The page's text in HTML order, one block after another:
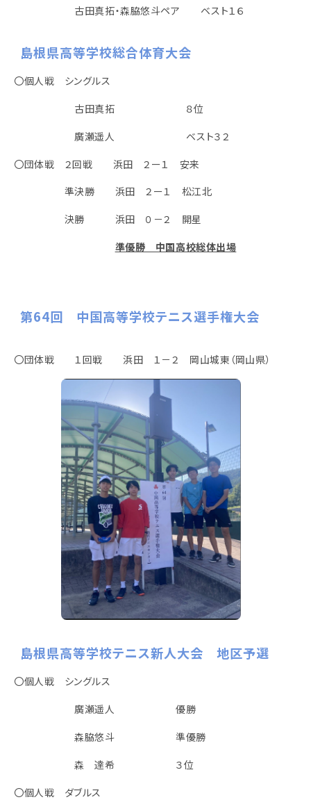
古田真拓・森脇悠斗ペア ベスト１６
島根県高等学校総合体育大会
〇個人戦 シングルス
古田真拓 ８位
廣瀬遥人 ベスト３２
〇団体戦 ２回戦 浜田 ２ー１ 安来
準決勝 浜田 ２ー１ 松江北
決勝 浜田 ０－２ 開星
準優勝 中国高校総体出場
第64回 中国高等学校テニス選手権大会
〇団体戦 １回戦 浜田 １－２ 岡山城東（岡山県）
島根県高等学校テニス新人大会 地区予選
〇個人戦 シングルス
廣瀬遥人 優勝
森脇悠斗 準優勝
森 達希 ３位
〇個人戦 ダブルス